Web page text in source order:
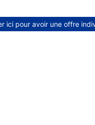
ici pour avoir une offre